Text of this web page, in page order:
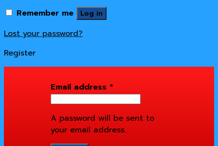
Remember me
Log in
Lost your password?
Register
Email address *
A password will be sent to
your email address.